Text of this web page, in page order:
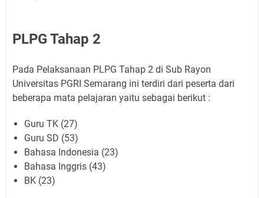
PLPG Tahap 2
Pada Pelaksanaan PLPG Tahap 2 di Sub Rayon
Universitas PGRI Semarang ini terdiri dari peserta dari
beberapa mata pelajaran yaitu sebagai berikut :
Guru TK (27)
Guru SD (53)
Bahasa Indonesia (23)
Bahasa Inggris (43)
BK (23)